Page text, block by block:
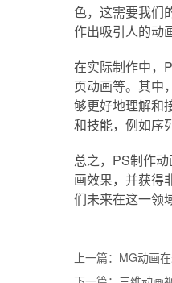
色，这需要我们
作出吸引人的动
在实际制作中，
页动画等。其中
够更好地理解和
和技能，例如序
总之，PS制作
画效果，并获得
们未来在这一领
上一篇： MG动画